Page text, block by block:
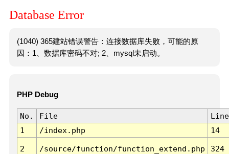
Database Error
(1040) 365建站错误警告：连接数据库失败，可能的原
因：1、数据库密码不对; 2、mysql未启动。
PHP Debug
No. File
Line
1
/index.php 14
2 /source/function/function_extend.php 324